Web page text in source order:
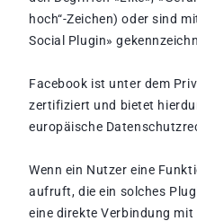
hoch“-Zeichen) oder sind
Social Plugin»
Facebook ist unter dem
zertifiziert und bietet
europäische
Wenn ein Nutzer eine
aufruft, die ein solches
eine direkte Verbindung